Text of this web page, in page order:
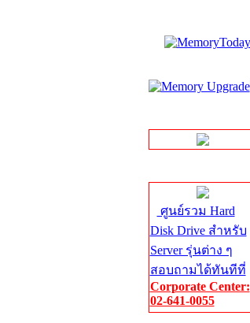
ศูนย์รวม Hard
Disk Drive สำหรับ
Server รุ่นต่าง ๆ
สอบถามได้ทันทีที่
Corporate Center:
02-641-0055